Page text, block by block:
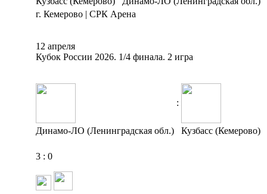
г. Кемерово | СРК Арена
12 апреля
Кубок России 2026. 1/4 финала. 2 игра
:
Динамо-ЛО (Ленинградская обл.) Кузбасс (Кемерово)
3 : 0